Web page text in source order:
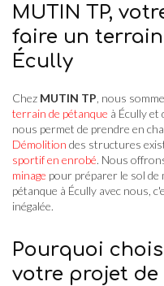
MUTIN TP,
faire un
Écully
Chez MUTIN TP , nous
terrain de pétanque à Écully
nous permet de prendre en
Démolition des structures
sportif en enrobé. Nous
minage pour préparer le sol de
pétanque à Écully avec nous,
inégalée.
Pourquoi
votre projet